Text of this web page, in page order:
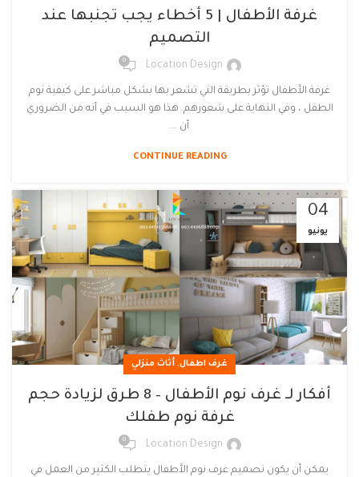
غرفة الأطفال | 5 أخطاء يجب تجنبها عند
التصميم
Location Design
0
غرفة الأطفال تؤثر بطريقة التي تشعر بها بشكل مباشر على كيفية نوم
الطفل ، وفي النهاية على شعورهم. هذا هو السبب في أنه من الضروري
أن ...
CONTINUE READING
04
يونيو
غرف اطفال, أثاث منزلي
أفكار لـ غرف نوم الأطفال – 8 طرق لزيادة حجم
غرفة نوم طفلك
Location Design
0
يمكن أن يكون تصميم غرف نوم الأطفال يتطلب الكثير من العمل في